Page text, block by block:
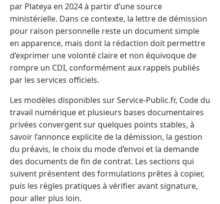
par Plateya en 2024 à partir d’une source
ministérielle. Dans ce contexte, la lettre de démission
pour raison personnelle reste un document simple
en apparence, mais dont la rédaction doit permettre
d’exprimer une volonté claire et non équivoque de
rompre un CDI, conformément aux rappels publiés
par les services officiels.
Les modèles disponibles sur Service-Public.fr, Code du
travail numérique et plusieurs bases documentaires
privées convergent sur quelques points stables, à
savoir l’annonce explicite de la démission, la gestion
du préavis, le choix du mode d’envoi et la demande
des documents de fin de contrat. Les sections qui
suivent présentent des formulations prêtes à copier,
puis les règles pratiques à vérifier avant signature,
pour aller plus loin.